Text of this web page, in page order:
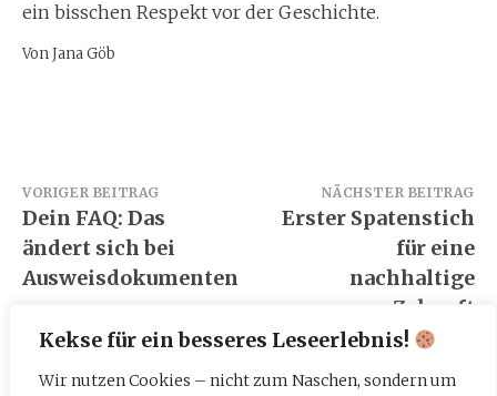
Kekse für ein besseres Leseerlebnis!
Wir nutzen Cookies – nicht zum Naschen, sondern um
ein bisschen Respekt vor der Geschichte.
Von Jana Göb
Beitragsnavigation
VORIGER BEITRAG
Dein FAQ: Das
ändert sich bei
Ausweisdokumenten
NÄCHSTER BEITRAG
Erster Spatenstich
für eine
nachhaltige
Zukunft